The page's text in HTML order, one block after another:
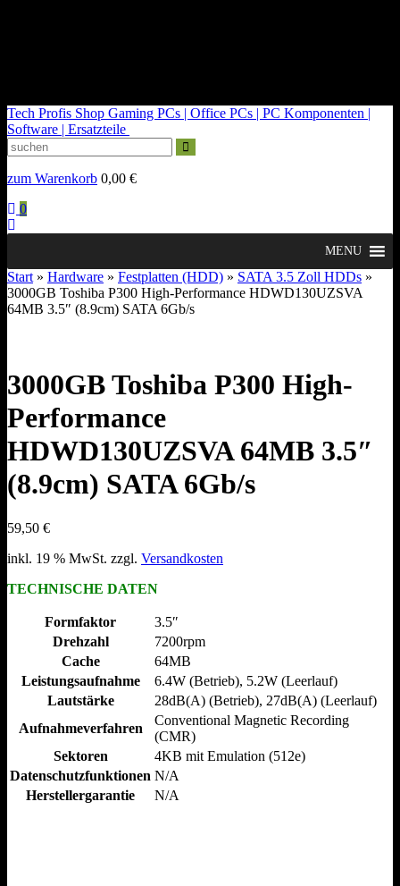
Tech Profis Shop Gaming PCs | Office PCs | PC Komponenten |
Software | Ersatzteile
zum Warenkorb 0,00 €
0
MENU
Start » Hardware » Festplatten (HDD) » SATA 3.5 Zoll HDDs »
3000GB Toshiba P300 High-Performance HDWD130UZSVA
64MB 3.5″ (8.9cm) SATA 6Gb/s
3000GB Toshiba P300 High-
Performance
HDWD130UZSVA 64MB 3.5″
(8.9cm) SATA 6Gb/s
59,50 €
inkl. 19 % MwSt. zzgl. Versandkosten
TECHNISCHE DATEN
Formfaktor
3.5″
Drehzahl
7200rpm
Cache
64MB
Leistungsaufnahme
6.4W (Betrieb), 5.2W (Leerlauf)
Lautstärke
28dB(A) (Betrieb), 27dB(A) (Leerlauf)
Aufnahmeverfahren
Conventional Magnetic Recording
(CMR)
Sektoren
4KB mit Emulation (512e)
Datenschutzfunktionen N/​A
Herstellergarantie
N/​A